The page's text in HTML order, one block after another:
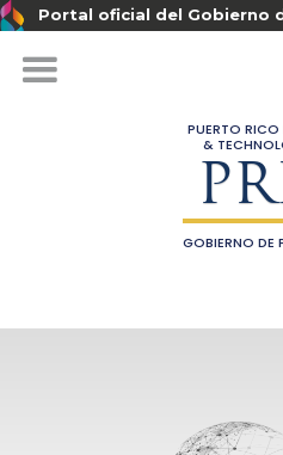
Portal oficial del Gobierno
PUERTO
&
GOBIERNO DE